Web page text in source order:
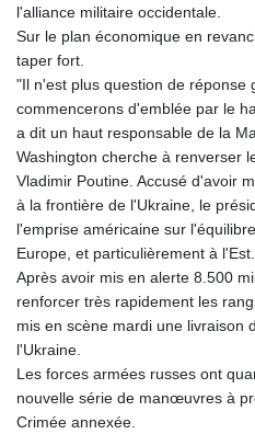
l'alliance militaire occidentale.
Sur le plan économique en
taper fort.
"Il n'est plus question de réponse
commencerons d'emblée par le
a dit un haut responsable de la
Washington cherche à renverser
Vladimir Poutine. Accusé d'avoir
à la frontière de l'Ukraine, le
l'emprise américaine sur
Europe, et particulièrement à l'Est.
Après avoir mis en alerte 8.500
renforcer très rapidement les
mis en scène mardi une livraison
l'Ukraine.
Les forces armées russes ont
nouvelle série de manœuvres à
Crimée annexée.